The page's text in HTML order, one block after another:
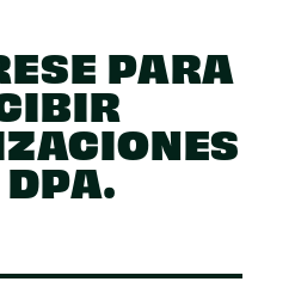
PARA
DPA.